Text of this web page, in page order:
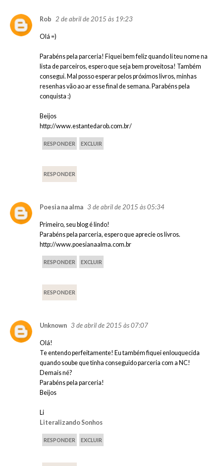
Rob 2 de abril de 2015 às 19:23
Olá =)
Parabéns pela parceria! Fiquei bem feliz quando li teu nome na
lista de parceiros, espero que seja bem proveitosa! Também
consegui. Mal posso esperar pelos próximos livros, minhas
resenhas vão ao ar esse final de semana. Parabéns pela
conquista :)
Beijos
http://www.estantedarob.com.br/
RESPONDER EXCLUIR
RESPONDER
Poesia na alma 3 de abril de 2015 às 05:34
Primeiro, seu blog é lindo!
Parabéns pela parceria, espero que aprecie os livros.
http://www.poesianaalma.com.br
RESPONDER EXCLUIR
RESPONDER
Unknown 3 de abril de 2015 às 07:07
Olá!
Te entendo perfeitamente! Eu também fiquei enlouquecida
quando soube que tinha conseguido parceria com a NC!
Demais né?
Parabéns pela parceria!
Beijos
Li
Literalizando Sonhos
RESPONDER EXCLUIR